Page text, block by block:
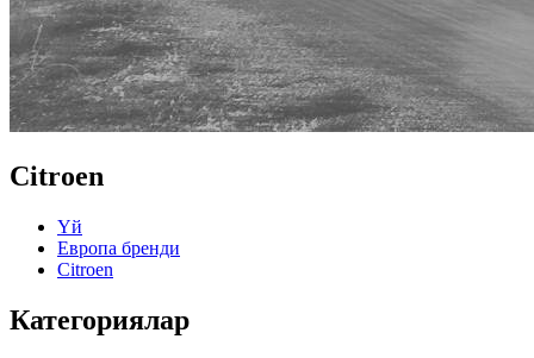
Citroen
Үй
Европа бренди
Citroen
Категориялар